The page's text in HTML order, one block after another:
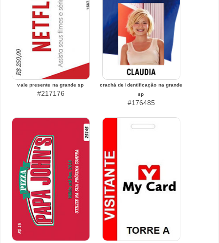
vale presente na grande sp
#217176
crachá de identificação na grande
sp
#176485